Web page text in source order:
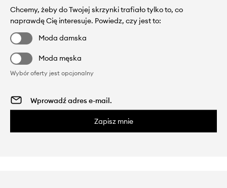
Chcemy, żeby do Twojej skrzynki trafiało tylko to, co
naprawdę Cię interesuje. Powiedz, czy jest to:
Moda damska
Moda męska
Wybór oferty jest opcjonalny
Zapisz mnie